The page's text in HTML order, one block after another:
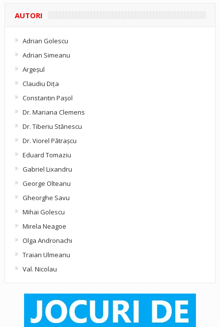
AUTORI
Adrian Golescu
Adrian Simeanu
Argeşul
Claudiu Diţa
Constantin Pașol
Dr. Mariana Clemens
Dr. Tiberiu Stănescu
Dr. Viorel Pătraşcu
Eduard Tomaziu
Gabriel Lixandru
George Olteanu
Gheorghe Savu
Mihai Golescu
Mirela Neagoe
Olga Andronachi
Traian Ulmeanu
Val. Nicolau